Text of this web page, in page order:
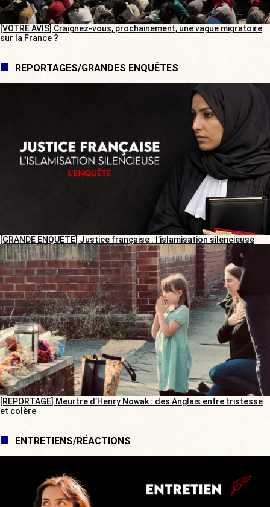
[VOTRE AVIS] Craignez-vous, prochainement, une vague migratoire
sur la France ?
REPORTAGES/GRANDES ENQUÊTES
[GRANDE ENQUÊTE] Justice française : l’islamisation silencieuse
[REPORTAGE] Meurtre d’Henry Nowak : des Anglais entre tristesse
et colère
ENTRETIENS/RÉACTIONS